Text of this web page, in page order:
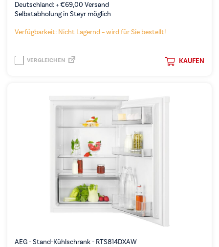
Deutschland: +€69,00 Versand
Selbstabholung in Steyr möglich
Verfügbarkeit: Nicht Lagernd – wird für Sie bestellt!
KAUFEN
VERGLEICHEN
AEG - Stand-Kühlschrank - RTS814DXAW